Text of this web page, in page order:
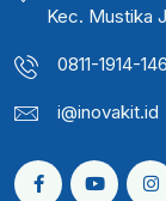
Kec. Mustika
0811-1914-146
i@inovakit.id